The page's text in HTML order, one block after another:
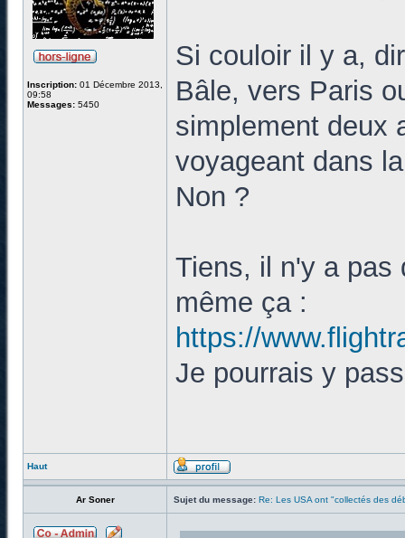
Inscription: 01 Décembre 2013,
09:58
Messages: 5450
Si couloir il y a,
Bâle, vers Paris
simplement deux
voyageant dans
Non ?
Tiens, il n'y a pas
même ça :
https://
Je pourrais y
Haut
Ar Soner Sujet du message: Re: Les USA ont "collectés des